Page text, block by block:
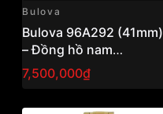
Bulova
Bulova 96A292 (41mm)
– Đồng hồ nam
Automatic Skeleton,
thiết kế lộ máy ấn tượng
7,500,000₫